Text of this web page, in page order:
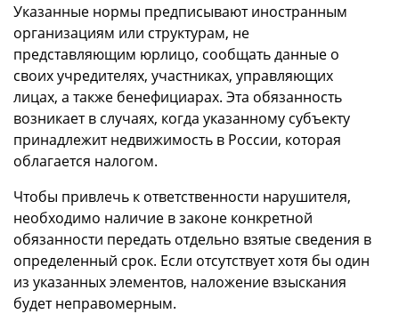
Указанные нормы предписывают иностранным
организациям или структурам, не
представляющим юрлицо, сообщать данные о
своих учредителях, участниках, управляющих
лицах, а также бенефициарах. Эта обязанность
возникает в случаях, когда указанному субъекту
принадлежит недвижимость в России, которая
облагается налогом.
Чтобы привлечь к ответственности нарушителя,
необходимо наличие в законе конкретной
обязанности передать отдельно взятые сведения в
определенный срок. Если отсутствует хотя бы один
из указанных элементов, наложение взыскания
будет неправомерным.